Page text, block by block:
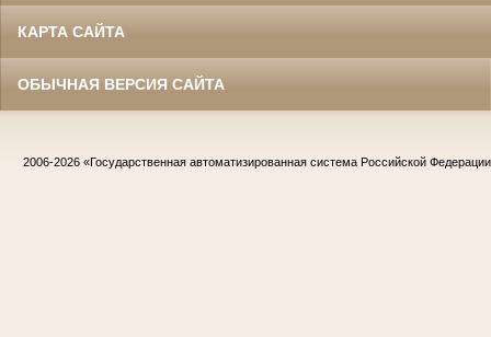
КАРТА САЙТА
ОБЫЧНАЯ ВЕРСИЯ САЙТА
2006-2026 «Государственная автоматизированная система Российской